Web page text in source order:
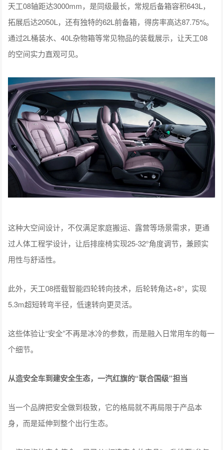
天工08轴距达3000mm，是同级最长，常规后备箱容积643L，
拓展后达2050L，还有独特的62L前备箱，得房率高达87.75%。
通过2L桶装水、40L杂物箱等常见物品的装载展示，让天工08
的空间实力直观可见。
这种大空间设计，不仅满足家庭搬运、露营等场景需求，更通
过人体工程学设计，让后排座椅实现25-32°角度调节，兼顾实
用性与舒适性。
此外，天工08搭载智能四轮转向技术，后轮转角达+8°，实现
5.3m超短转弯半径，低速转向更灵活。
这些体验让“安全”不再是冰冷的参数，而是融入日常用车的每一
个细节。
从造安全车到建安全生态，一汽红旗的“联合国级”担当
当一个品牌把安全做到极致，它的格局就不再局限于产品本
身，而是延伸到整个出行生态。